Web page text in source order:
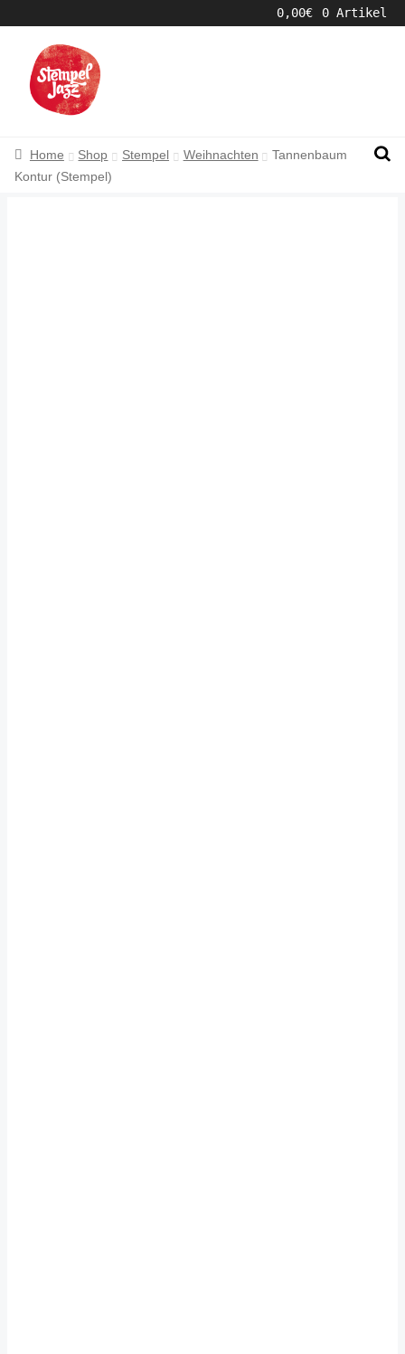
0,00€ 0 Artikel
Navigation
springen
Zum
Inhalt
springen
Home Shop Stempel Weihnachten
Tannenbaum
Kontur (Stempel)